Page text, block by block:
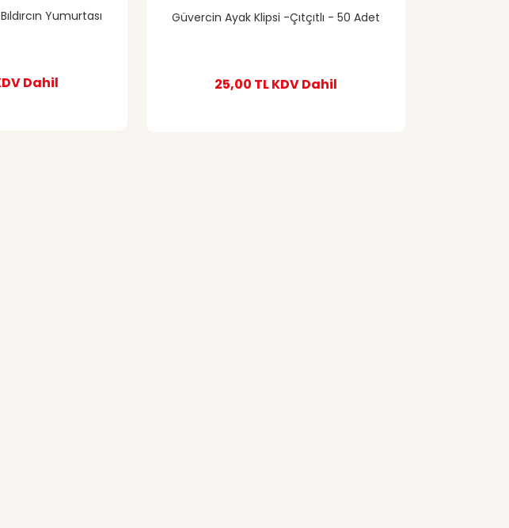
Yumurtası
Dahil
Güvercin Ayak Klipsi -Çıtçıtlı - 50 Adet
25,00 TLKDV Dahil